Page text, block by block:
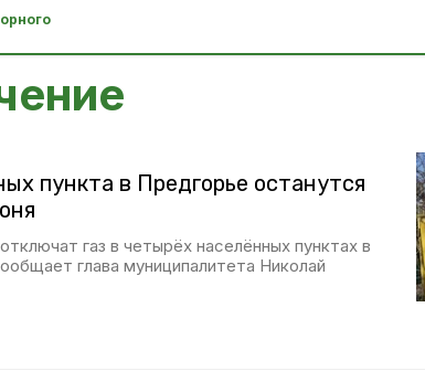
пункта в Предгорье останутся
газ в четырёх населённых пунктах в
глава муниципалитета Николай